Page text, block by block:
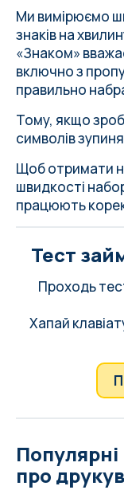
Ми вимірюємо
знаків на
«Знаком»
включно з
правильно
Тому, якщо
символів
Щоб отримати
швидкості
працюють
Тест
Проходь
Хапай
про